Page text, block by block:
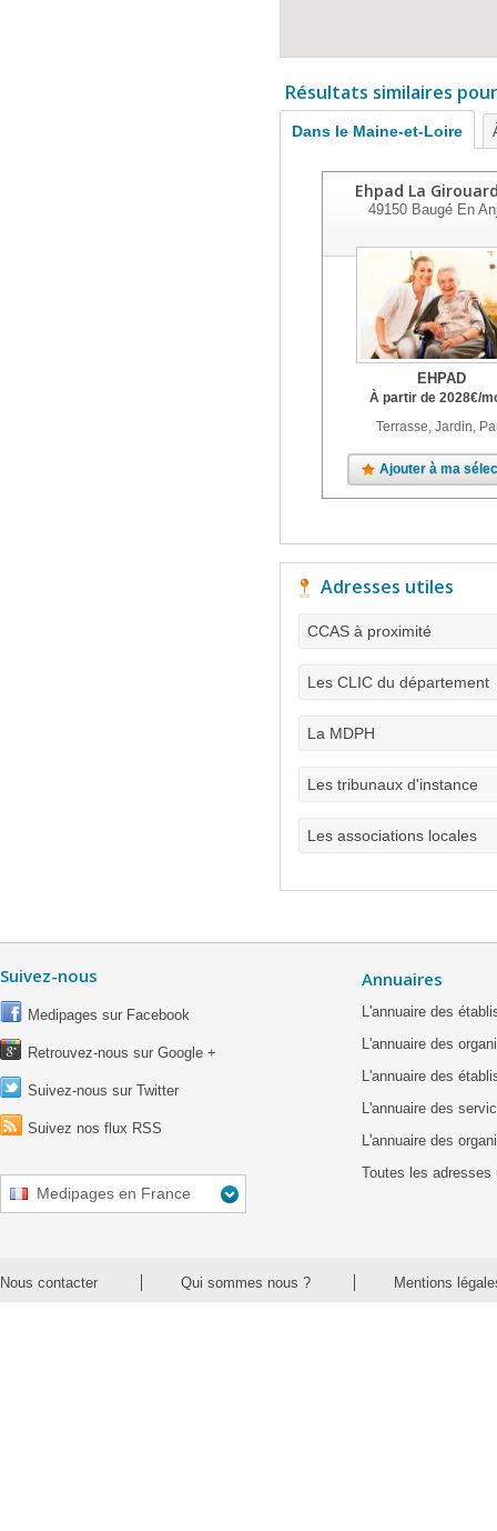
Résultats similaires
Dans le Maine-et-Loire
Ehpad La
49150Baugé En
EHPAD
À partir de 2028€/
Terrasse, Jardin,
Ajouter à ma
Adresses utiles
CCAS à proximité
Les CLIC du département
La MDPH
Les tribunaux d'instance
Les associations locales
Suivez-nous
Medipages sur Facebook
Retrouvez-nous sur Google +
Suivez-nous sur Twitter
Suivez nos flux RSS
Medipages en France
Annuaires
L'annuaire des
L'annuaire des
L'annuaire des
L'annuaire des
L'annuaire des
Toutes les adresses
Nous contacter Qui sommes nous ? Mentions